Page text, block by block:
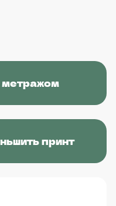
метражом
принт